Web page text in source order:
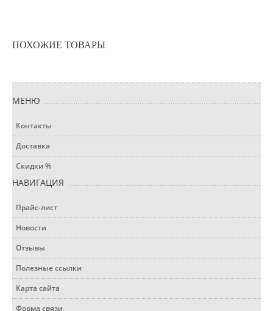
ПОХОЖИЕ ТОВАРЫ
МЕНЮ
Контакты
Доставка
Скидки %
НАВИГАЦИЯ
Прайс-лист
Новости
Отзывы
Полезные ссылки
Карта сайта
Форма связи